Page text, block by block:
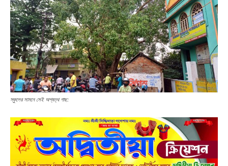
স্কুলের সামনে সেই অশ্বত্থ গাছ: